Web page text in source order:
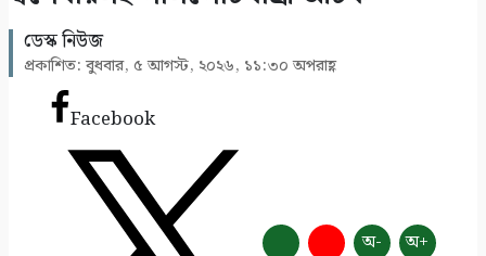
ঈদে কত খরচ করলেন? সব হিসাব চাইতে পারে
এনবিআর
অনিমেষকে জিম্মি করে জলদস্যু ডন বাহিনী, ৩
জলদস্যু আটক
ডেস্ক নিউজ
প্রকাশিত: বুধবার, ৫ আগস্ট, ২০২৬, ১১:৩০ অপরাহ্ণ
Facebook
অ- অ+